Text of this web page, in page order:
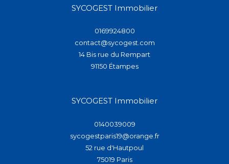
SYCOGEST Immobilier
0169924800
contact@sycogest.com
14 Bis rue du Rempart
91150
étampes
SYCOGEST Immobilier
0140039009
sycogestparis19@orange.fr
52 rue d'Hautpoul
75019
paris